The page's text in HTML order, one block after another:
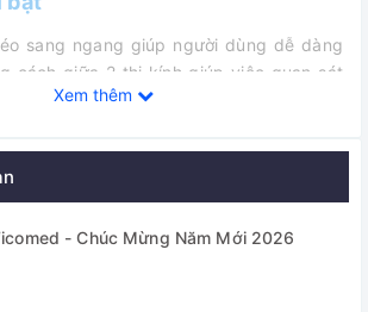
sang ngang giúp người dùng dễ dàng
cách giữa 2 thị kính giúp việc quan sát
chính xác hơn.
giáo dục, nông nghiệp, y tế, công nghệ
thực phẩm…
Xem thêm
- Chúc Mừng Năm Mới 2026